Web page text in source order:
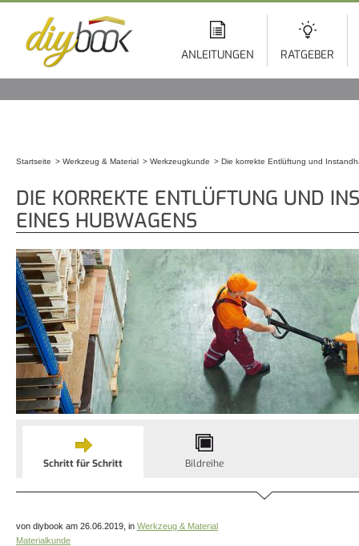
ANLEITUNGEN RATGEBER
Startseite Werkzeug & Material Werkzeugkunde Die korrekte Entlüftung und
DIE KORREKTE ENTLÜFTUNG UND
EINES HUBWAGENS
Schritt für Schritt Bildreihe
von diybook am 26.06.2019, in Werkzeug & Material
Materialkunde